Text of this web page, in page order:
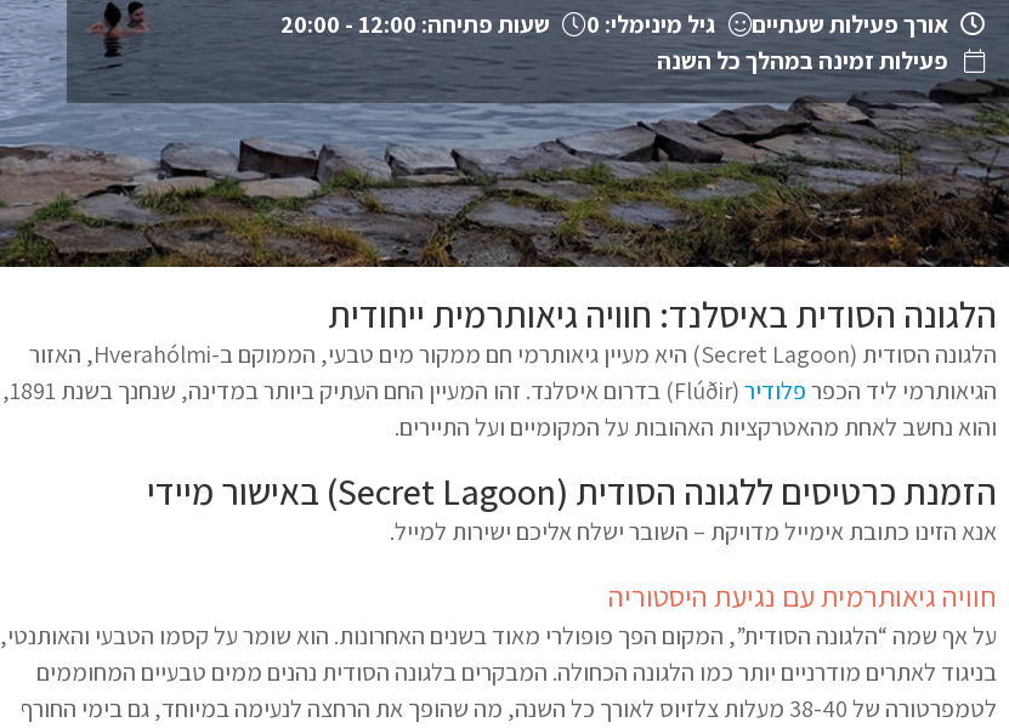
אורך פעילות שעתיים
גיל מינימלי: 0
שעות פתיחה: 12:00 - 20:00
פעילות זמינה במהלך כל השנה
הלגונה הסודית באיסלנד: חוויה גיאותרמית ייחודית
הלגונה הסודית (Secret Lagoon) היא מעיין גיאותרמי חם ממקור מים טבעי, הממוקם ב-Hverahólmi, האזור
הגיאותרמי ליד הכפרפלודיר
(Flúðir) בדרום איסלנד. זהו המעיין החם העתיק ביותר במדינה, שנחנך בשנת 1891,
והוא נחשב לאחת מהאטרקציות האהובות על המקומיים ועל התיירים.
הזמנת כרטיסים ללגונה הסודית (Secret Lagoon) באישור מיידי
אנא הזינו כתובת אימייל מדויקת – השובר ישלח אליכם ישירות למייל.
חוויה גיאותרמית עם נגיעת היסטוריה
על אף שמה “הלגונה הסודית”, המקום הפך פופולרי מאוד בשנים האחרונות. הוא שומר על קסמו הטבעי והאותנטי,
בניגוד לאתרים מודרניים יותר כמו הלגונה הכחולה. המבקרים בלגונה הסודית נהנים ממים טבעיים המחוממים
לטמפרטורה של 38-40 מעלות צלזיוס לאורך כל השנה, מה שהופך את הרחצה לנעימה במיוחד, גם בימי החורף